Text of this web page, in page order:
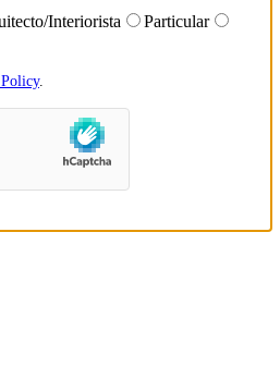
Interiorista
Particular
.